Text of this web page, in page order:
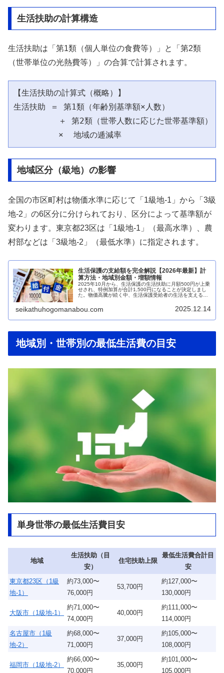
生活扶助の計算構造
生活扶助は「第1類（個人単位の食費等）」と「第2類
（世帯単位の光熱費等）」の合算で計算されます。
【生活扶助の計算式（概略）】
生活扶助 ＝ 第1類（年齢別基準額×人数）
         ＋ 第2類（世帯人数に応じた世帯基準額）
地域区分（級地）の影響
全国の市区町村は物価水準に応じて「1級地-1」から「3級
地-2」の6区分に分けられており、区分によって基準額が
変わります。東京都23区は「1級地-1」（最高水準）、農
村部などは「3級地-2」（最低水準）に指定されます。
生活保護の支給額を完全解説【2026年最新】計
算方法・地域別金額・増額情報
2025年10月から、生活保護の生活扶助に月額500円が上乗
せされ、特例加算が合計1,500円になることが決定しまし
た。物価高騰が続く中、生活保護受給者の生活を支えるた
seikathuhogomanabou.com 2025.12.14
地域別・世帯別の最低生活費の目安
単身世帯の最低生活費目安
地域
生活扶助（目
安）
住宅扶助上限
最低生活費合計目
安
東京都23区（1級
地-1）
約73,000〜
76,000円
53,700円
約127,000〜
130,000円
大阪市（1級地-1）
約71,000〜
74,000円
40,000円
約111,000〜
114,000円
名古屋市（1級
地-2）
約68,000〜
71,000円
37,000円
約105,000〜
108,000円
福岡市（1級地-2）
約66,000〜
70,000円
35,000円
約101,000〜
105,000円